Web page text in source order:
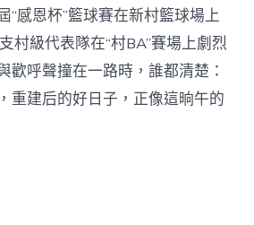
“感恩杯”籃球賽在新村籃球場上
村級代表隊在“村BA”賽場上劇烈
歡呼聲撞在一路時，誰都清楚：
重建后的好日子，正像這晌午的